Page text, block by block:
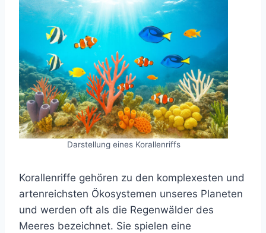
Darstellung eines Korallenriffs
Korallenriffe gehören zu den komplexesten und
artenreichsten Ökosystemen unseres Planeten
und werden oft als die Regenwälder des
Meeres bezeichnet. Sie spielen eine